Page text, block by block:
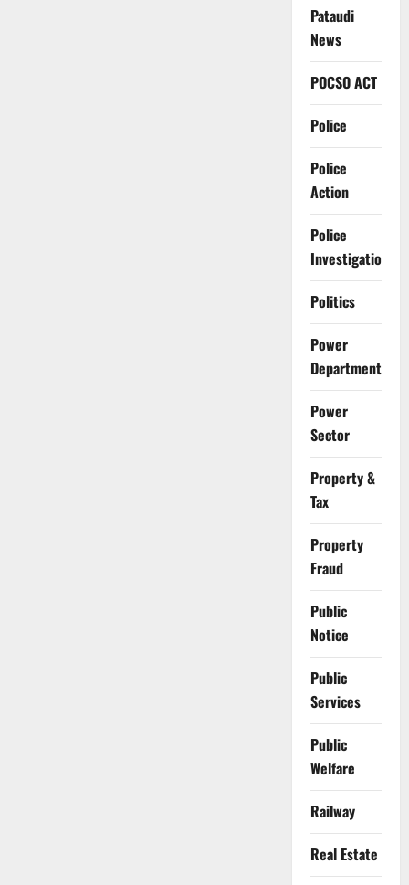
Pataudi
News
POCSO ACT
Police
Police
Action
Police
Investigation
Politics
Power
Department
Power
Sector
Property &
Tax
Property
Fraud
Public
Notice
Public
Services
Public
Welfare
Railway
Real Estate